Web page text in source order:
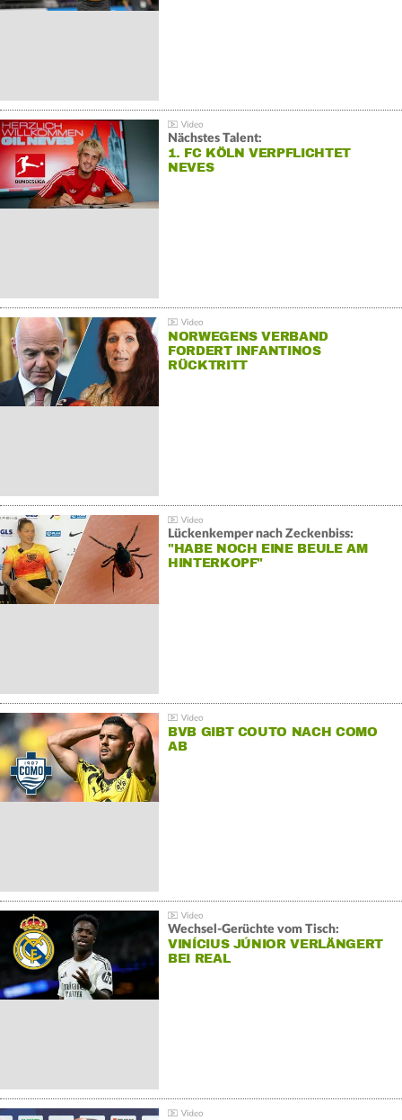
Nächstes Talent:
1. FC KÖLN VERPFLICHTET
NEVES
NORWEGENS VERBAND
FORDERT INFANTINOS
RÜCKTRITT
Lückenkemper nach Zeckenbiss:
"HABE NOCH EINE BEULE AM
HINTERKOPF"
BVB GIBT COUTO NACH COMO
AB
Wechsel-Gerüchte vom Tisch:
VINÍCIUS JÚNIOR VERLÄNGERT
BEI REAL